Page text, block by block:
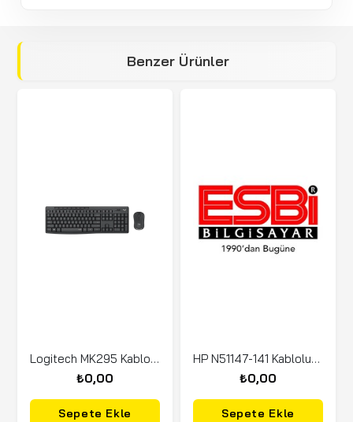
Benzer Ürünler
Logitech MK295 Kablosuz Klavye Mouse 920-009804
₺0,00
Sepete Ekle
HP N51147-141 Kablolu Set Klavye & Mouse Beyaz
₺0,00
Sepete Ekle